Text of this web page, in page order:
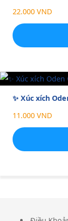
22.000 VND
✨ Xúc xích
11.000 VND